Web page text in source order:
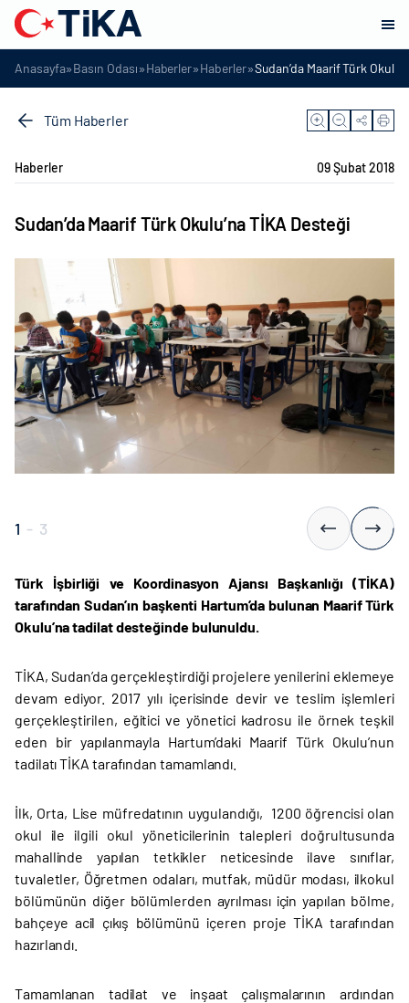
Anasayfa»Basın Odası»Haberler»Haberler»Sudan’da Maarif Türk
Tüm Haberler
Haberler 09 Şubat 2018
Sudan’da Maarif Türk Okulu’na TİKA Desteği
1 - 3
Türk İşbirliği ve Koordinasyon Ajansı Başkanlığı (TİKA)
tarafından Sudan’ın başkenti Hartum’da bulunan Maarif Türk
Okulu’na tadilat desteğinde bulunuldu.
TİKA, Sudan’da gerçekleştirdiği projelere yenilerini eklemeye
devam ediyor. 2017 yılı içerisinde devir ve teslim işlemleri
gerçekleştirilen, eğitici ve yönetici kadrosu ile örnek teşkil
eden bir yapılanmayla Hartum’daki Maarif Türk Okulu’nun
tadilatı TİKA tarafından tamamlandı.
İlk, Orta, Lise müfredatının uygulandığı, 1200 öğrencisi olan
okul ile ilgili okul yöneticilerinin talepleri doğrultusunda
mahallinde yapılan tetkikler neticesinde ilave sınıflar,
tuvaletler, Öğretmen odaları, mutfak, müdür modası, ilkokul
bölümünün diğer bölümlerden ayrılması için yapılan bölme,
bahçeye acil çıkış bölümünü içeren proje TİKA tarafından
hazırlandı.
Tamamlanan tadilat ve inşaat çalışmalarının ardından